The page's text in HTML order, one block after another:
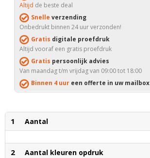
Altijd de beste deal
Snelle verzending
Onbedrukt binnen 24 uur verzonden!
Gratis digitale proefdruk
Altijd vooraf een gratis proefdruk
Gratis persoonlijk advies
Van maandag t/m vrijdag van 09:00 tot 18:00
Binnen 4 uur een offerte in uw mailbox
1 Aantal
2 Aantal kleuren opdruk